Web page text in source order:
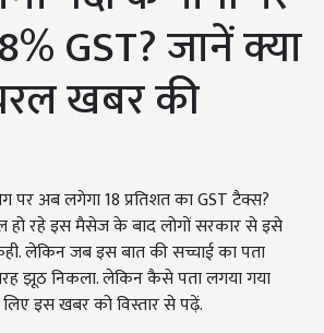
GST? जानें क्या
खबर की
पर अब लगेगा 18 प्रतिशत का GST टैक्स?
हो रहे इस मैसेज के बाद लोगों सरकार से इसे
लेकिन जब इस बात की सच्चाई का पता
झूठ निकला. लेकिन कैसे पता लगया गया
इस खबर को विस्तार से पढ़ें.